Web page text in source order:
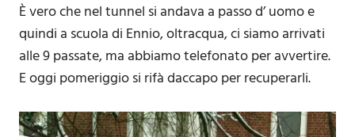
È vero che nel tunnel si andava a passo d’ uomo e
quindi a scuola di Ennio, oltracqua, ci siamo arrivati
alle 9 passate, ma abbiamo telefonato per avvertire.
E oggi pomeriggio si rifà daccapo per recuperarli.